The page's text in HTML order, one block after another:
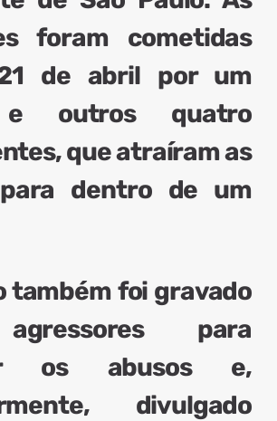
foram cometidas
de abril por um
outros quatro
, que atraíram as
dentro de um
também foi gravado
para
os abusos e,
divulgado